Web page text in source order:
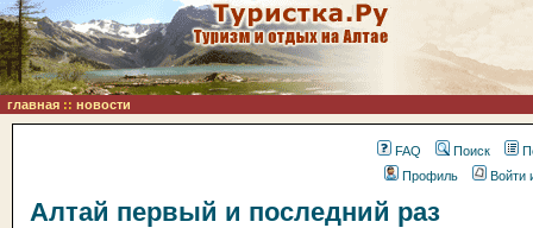
главная :: новости
FAQ Поиск
Профиль
Войти
Алтай первый и последний раз